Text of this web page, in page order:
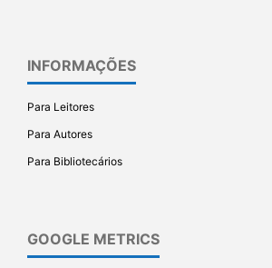
INFORMAÇÕES
Para Leitores
Para Autores
Para Bibliotecários
GOOGLE METRICS